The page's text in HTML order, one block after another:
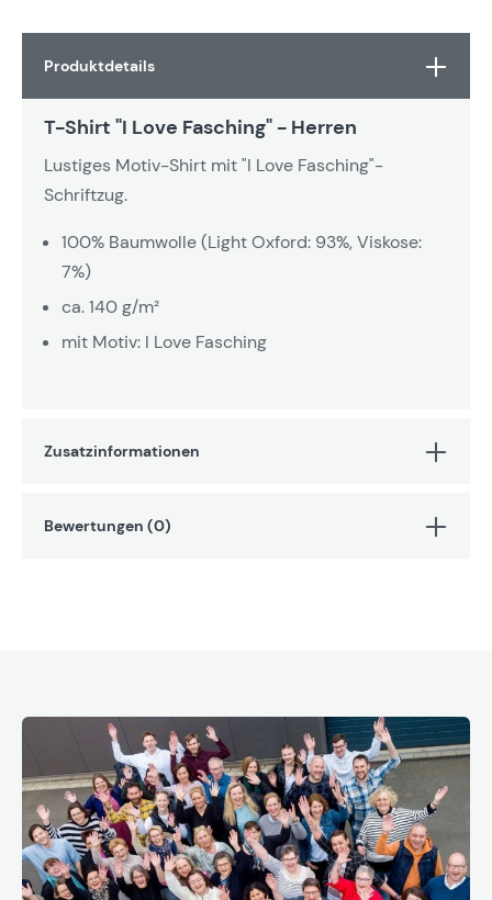
Produktdetails
T-Shirt "I Love Fasching" - Herren
Lustiges Motiv-Shirt mit "I Love Fasching"-
Schriftzug.
100% Baumwolle (Light Oxford: 93%, Viskose:
7%)
ca. 140 g/m²
mit Motiv: I Love Fasching
Zusatzinformationen
Bewertungen (0)